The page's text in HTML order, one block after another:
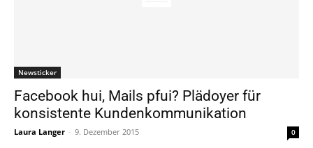
Newsticker
Facebook hui, Mails pfui? Plädoyer für
konsistente Kundenkommunikation
Laura Langer - 9. Dezember 2015 0